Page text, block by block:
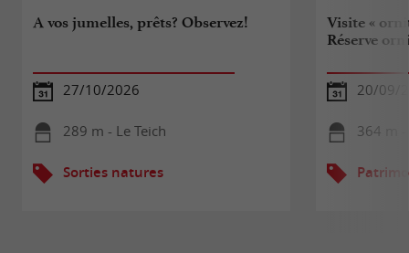
A vos jumelles, prêts? Observez!
27/10/2026
289 m - Le Teich
Sorties natures
Visite «
Réserve
20/09/
364 m -